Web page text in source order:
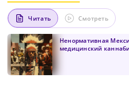
Читать Смотреть
Ненормативная
медицинский